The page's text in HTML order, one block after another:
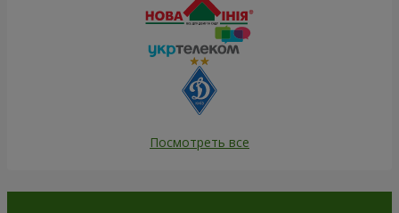
Посмотреть все